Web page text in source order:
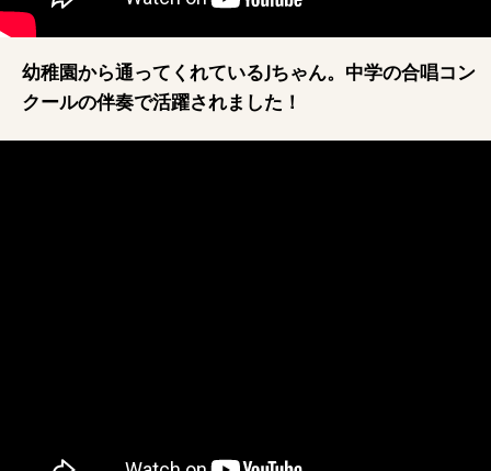
幼稚園から通ってくれているJちゃん。中学の合唱コン
クールの伴奏で活躍されました！